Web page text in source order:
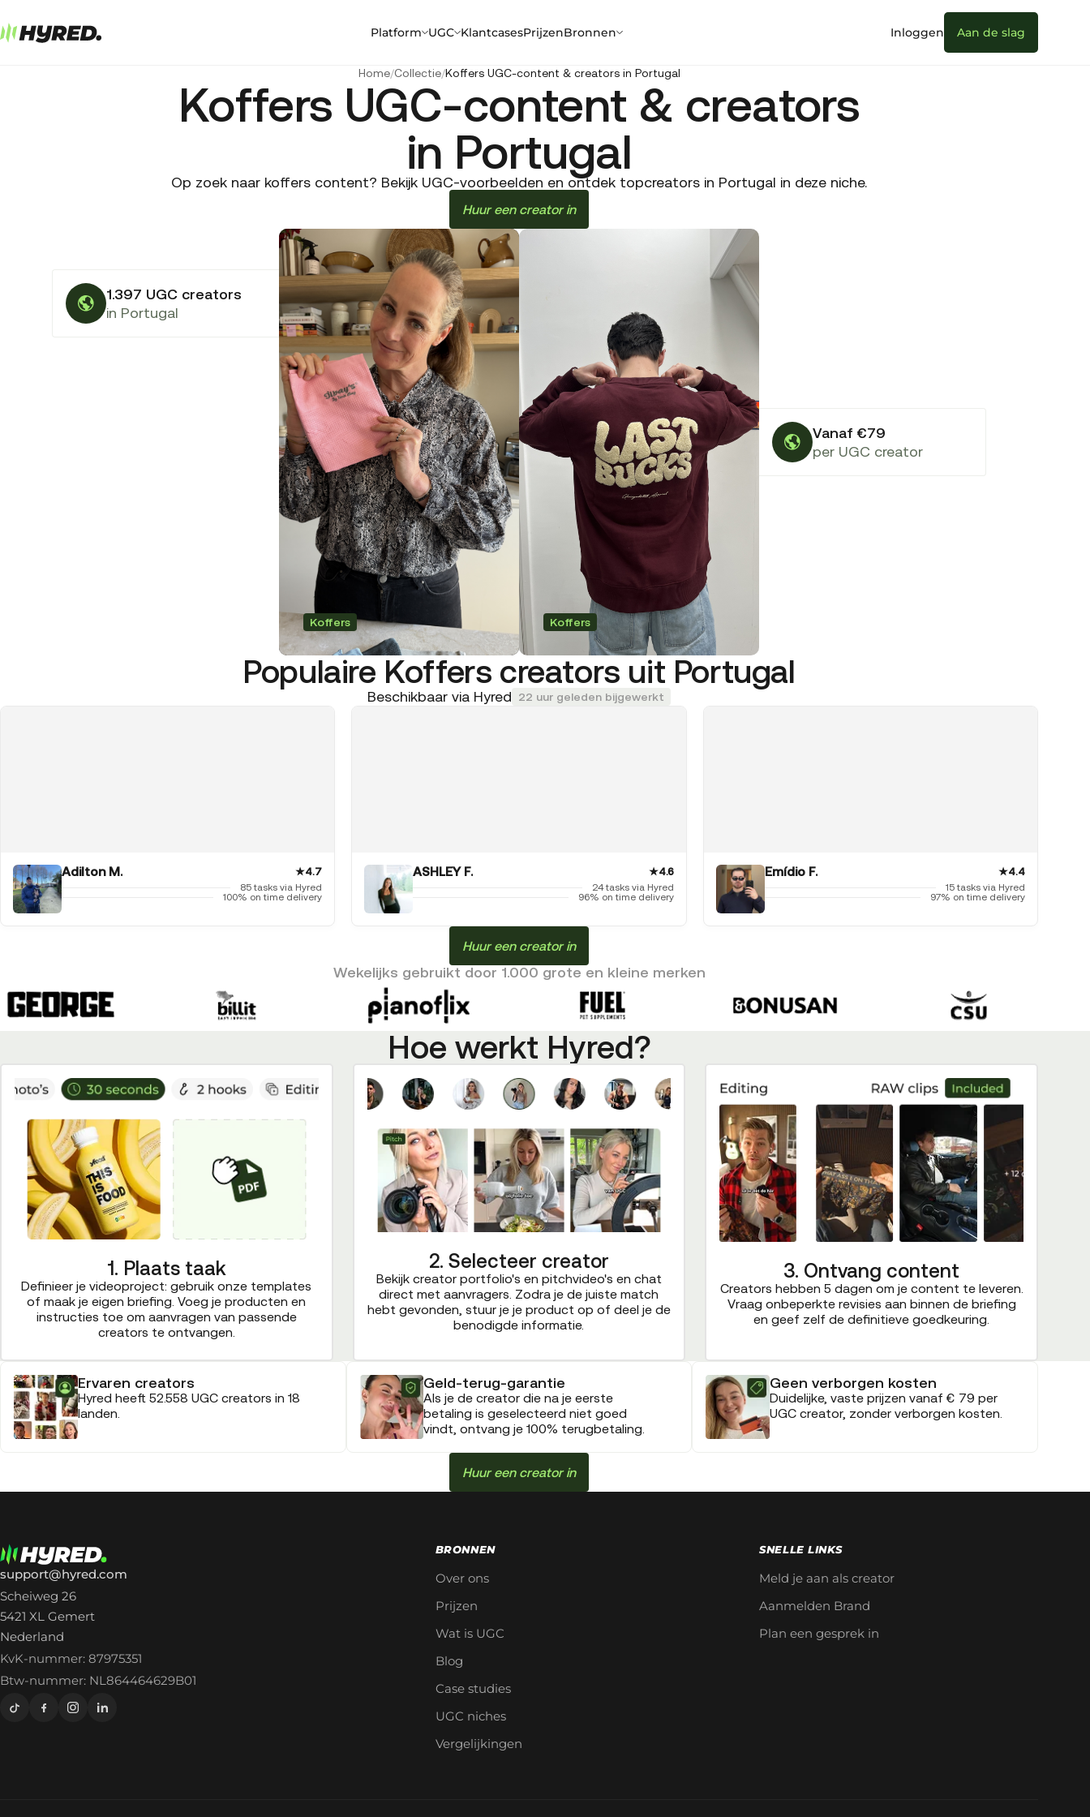
Platform UGC KlantcasesPrijzenBronnen Inloggen Aan de slag
Home/Collectie/Koffers UGC-content & creators in Portugal
Koffers UGC-content & creators
in Portugal
Op zoek naar koffers content? Bekijk UGC-voorbeelden en ontdek topcreators in Portugal in deze niche.
Huur een creator in
1.397 UGC creators
in Portugal
Koffers Koffers
Vanaf €79
per UGC creator
Populaire Koffers creators uit Portugal
Beschikbaar via Hyred 22 uur geleden bijgewerkt
Adilton M. ★4.7
85 tasks via Hyred
100% on time delivery
ASHLEY F. ★4.6
24 tasks via Hyred
96% on time delivery
Emídio F. ★4.4
15 tasks via Hyred
97% on time delivery
Huur een creator in
Wekelijks gebruikt door 1.000 grote en kleine merken
Hoe werkt Hyred?
1. Plaats taak
Definieer je videoproject: gebruik onze templates
of maak je eigen briefing. Voeg je producten en
instructies toe om aanvragen van passende
creators te ontvangen.
2. Selecteer creator
Bekijk creator portfolio's en pitchvideo's en chat
direct met aanvragers. Zodra je de juiste match
hebt gevonden, stuur je je product op of deel je de
benodigde informatie.
3. Ontvang content
Creators hebben 5 dagen om je content te leveren.
Vraag onbeperkte revisies aan binnen de briefing
en geef zelf de definitieve goedkeuring.
Ervaren creators
Hyred heeft 52.558 UGC creators in 18
landen.
Geld-terug-garantie
Als je de creator die na je eerste
betaling is geselecteerd niet goed
vindt, ontvang je 100% terugbetaling.
Geen verborgen kosten
Duidelijke, vaste prijzen vanaf € 79 per
UGC creator, zonder verborgen kosten.
Huur een creator in
support@hyred.com
Scheiweg 26
5421 XL Gemert
Nederland
KvK-nummer: 87975351
Btw-nummer: NL864464629B01
BRONNEN
Over ons
Prijzen
Wat is UGC
Blog
Case studies
UGC niches
Vergelijkingen
SNELLE LINKS
Meld je aan als creator
Aanmelden Brand
Plan een gesprek in